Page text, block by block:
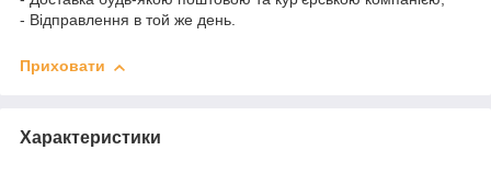
- Відправлення в той же день.
Приховати
Характеристики